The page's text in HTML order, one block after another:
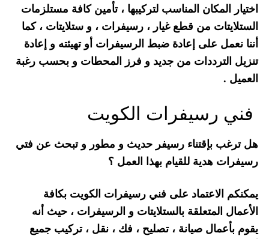
اختيار المكان المناسب لتركيبها ، تأمين كافة مستلزمات
الستلايتات من قطع غيار ، رسيفرات ، و ستلايتات ، كما
أننا نعمل على إعادة ضبط الرسيفرات أو تهيئته و إعادة
تنزيل الترددات من جديد و فرز المحطات و بحسب رغبة
العميل .
فني رسيفرات الكويت
هل ترغب بإقتناء رسيفر حديث و مطور و تبحث عن فتي
رسيفرات هدية للقيام بهذا العمل ؟
يمكنكم الاعتماد على فني رسيفرات الكويت بكافة
الأعمال المتعلقة بالستلايتات و الرسيفرات ، حيث أنه
يقوم بأعمال صيانة ، تصليح ، فك ، نقل ، تركيب جميع